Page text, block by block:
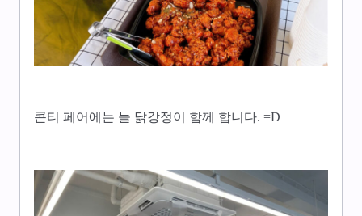
콘티 페어에는 늘 닭강정이 함께 합니다. =D